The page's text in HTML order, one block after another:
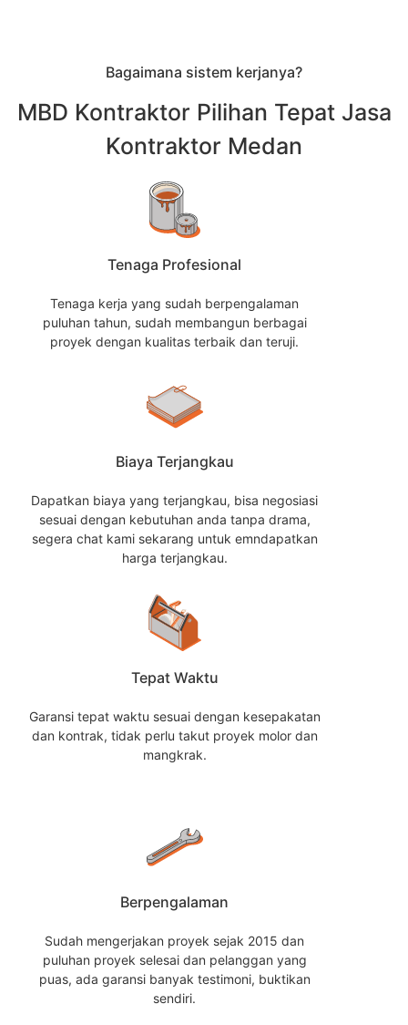
Bagaimana sistem kerjanya?
MBD Kontraktor Pilihan Tepat Jasa
Kontraktor Medan
Tenaga Profesional
Tenaga kerja yang sudah berpengalaman
puluhan tahun, sudah membangun berbagai
proyek dengan kualitas terbaik dan teruji.
Biaya Terjangkau
Dapatkan biaya yang terjangkau, bisa negosiasi
sesuai dengan kebutuhan anda tanpa drama,
segera chat kami sekarang untuk emndapatkan
harga terjangkau.
Tepat Waktu
Garansi tepat waktu sesuai dengan kesepakatan
dan kontrak, tidak perlu takut proyek molor dan
mangkrak.
Berpengalaman
Sudah mengerjakan proyek sejak 2015 dan
puluhan proyek selesai dan pelanggan yang
puas, ada garansi banyak testimoni, buktikan
sendiri.